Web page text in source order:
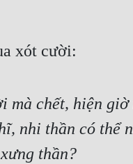
xót cười:
mà chết, hiện
nhi thần có thể
thần?